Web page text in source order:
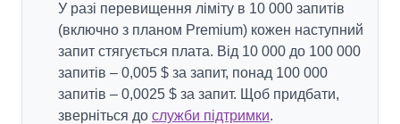
У разі перевищення ліміту в 10 000 запитів
(включно з планом Premium) кожен наступний
запит стягується плата. Від 10 000 до 100 000
запитів – 0,005 $ за запит, понад 100 000
запитів – 0,0025 $ за запит. Щоб придбати,
зверніться до служби підтримки.